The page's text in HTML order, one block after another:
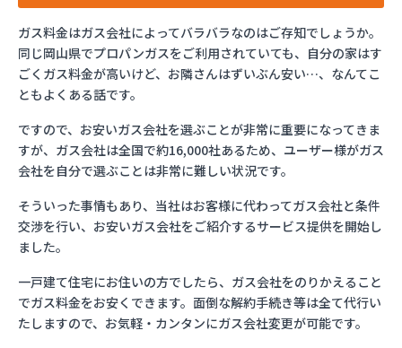
ガス料金はガス会社によってバラバラなのはご存知でしょうか。
同じ岡山県でプロパンガスをご利用されていても、自分の家はす
ごくガス料金が高いけど、お隣さんはずいぶん安い…、なんてこ
ともよくある話です。
ですので、お安いガス会社を選ぶことが非常に重要になってきま
すが、ガス会社は全国で約16,000社あるため、ユーザー様がガス
会社を自分で選ぶことは非常に難しい状況です。
そういった事情もあり、当社はお客様に代わってガス会社と条件
交渉を行い、お安いガス会社をご紹介するサービス提供を開始し
ました。
一戸建て住宅にお住いの方でしたら、ガス会社をのりかえること
でガス料金をお安くできます。面倒な解約手続き等は全て代行い
たしますので、お気軽・カンタンにガス会社変更が可能です。